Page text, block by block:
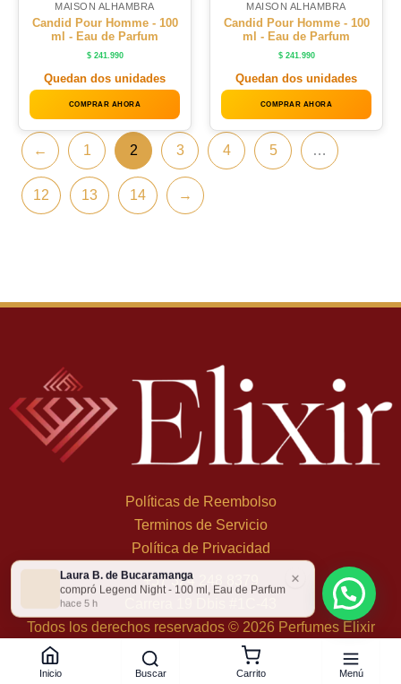
MAISON ALHAMBRA
Candid Pour Homme - 100
ml - Eau de Parfum
$241.990
Quedan dos unidades
COMPRAR AHORA
MAISON ALHAMBRA
Candid Pour Homme - 100
ml - Eau de Parfum
$241.990
Quedan dos unidades
COMPRAR AHORA
← 1 2 3 4 5 …
12 13 14 →
Políticas de Reembolso
Terminos de Servicio
Política de Privacidad
+57 324 248 8379
Todos los derechos reservados © 2026 Perfumes Elixir
Inicio Buscar Carrito Menú
Laura B. de Bucaramanga
compró Legend Night - 100 ml, Eau de Parfum
hace 5 h
×